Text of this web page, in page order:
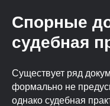
Спорные
судебная
Существует ряд
формально не
однако судебная